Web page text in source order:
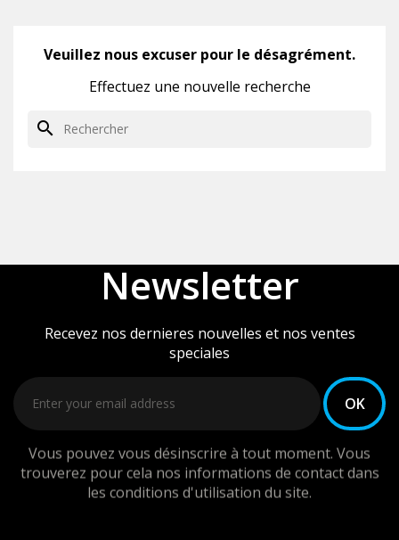
Veuillez nous excuser pour le désagrément.
Effectuez une nouvelle recherche
search
Newsletter
Recevez nos dernieres nouvelles et nos ventes
speciales
Vous pouvez vous désinscrire à tout moment. Vous
trouverez pour cela nos informations de contact dans
les conditions d'utilisation du site.